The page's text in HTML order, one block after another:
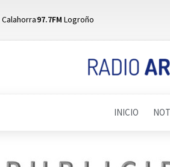
Calahorra97.7FM Logroño
INICIO